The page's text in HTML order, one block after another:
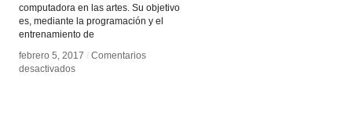
computadora en las artes. Su objetivo
es, mediante la programación y el
entrenamiento de
febrero 5, 2017 / Comentarios
desactivadosen
febrero 5, 2017 / Comentarios
desactivadosen